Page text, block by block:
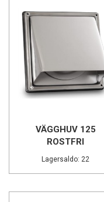
VÄGGHUV 125
ROSTFRI
Lagersaldo: 22